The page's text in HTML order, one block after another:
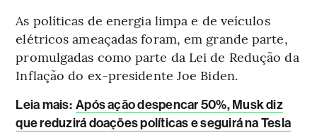
As políticas de energia limpa e de veículos
elétricos ameaçadas foram, em grande parte,
promulgadas como parte da Lei de Redução da
Inflação do ex-presidente Joe Biden.
Leia mais: Após ação despencar 50%, Musk diz
que reduzirá doações políticas e seguirá na Tesla